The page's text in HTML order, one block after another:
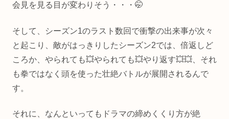
会見を見る目が変わりそう・・・🤭
そして、シーズン1のラスト数回で衝撃の出来事が次々
と起こり、敵がはっきりしたシーズン2では、倍返しど
ころか、やられても💥やられても💥やり返す💥💥、それ
も拳ではなく頭を使った壮絶バトルが展開されるんで
す。
それに、なんといってもドラマの締めくくり方が絶